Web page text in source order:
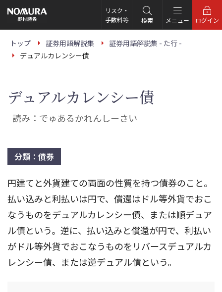
の
ー
リスク・
手数料等
検索 メニュー ログイン
トップ 証券用語解説集
証券用語解説集 - た行 -
デュアルカレンシー債
デュアルカレンシー債
読み：でゅあるかれんしーさい
分類：債券
円建てと外貨建ての両面の性質を持つ債券のこと。
払い込みと利払いは円で、償還はドル等外貨でおこ
なうものをデュアルカレンシー債、または順デュア
ル債という。逆に、払い込みと償還が円で、利払い
がドル等外貨でおこなうものをリバースデュアルカ
レンシー債、または逆デュアル債という。